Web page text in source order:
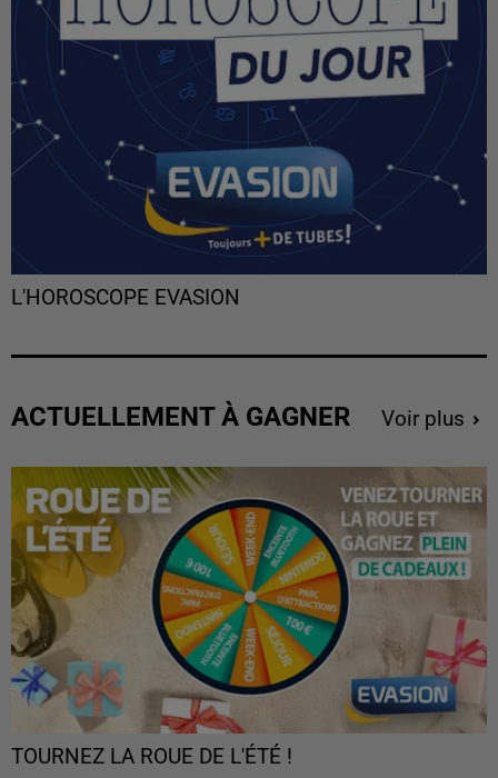
L'HOROSCOPE EVASION
ACTUELLEMENT À GAGNER Voir plus
TOURNEZ LA ROUE DE L'ÉTÉ !